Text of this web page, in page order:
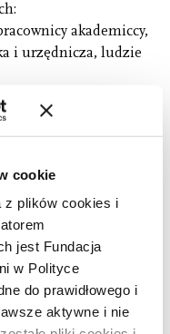
cookie
z plików cookies i
jest Fundacja
w Polityce
do prawidłowego i
aktywne i nie
akademiccy,
i urzędnicza, ludzie
itp.) oraz
pozarządowych.
otoczeniem,
życia
oraz lekturę,
duże i średnie